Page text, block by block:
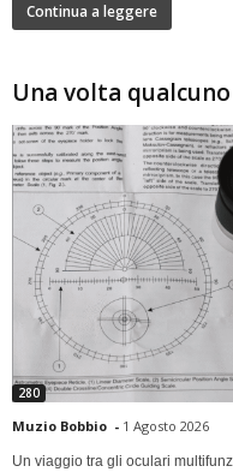
Continua a leggere
Una volta
280
Muzio Bobbio - 1 Agosto 2026
Un viaggio tra gli oculari